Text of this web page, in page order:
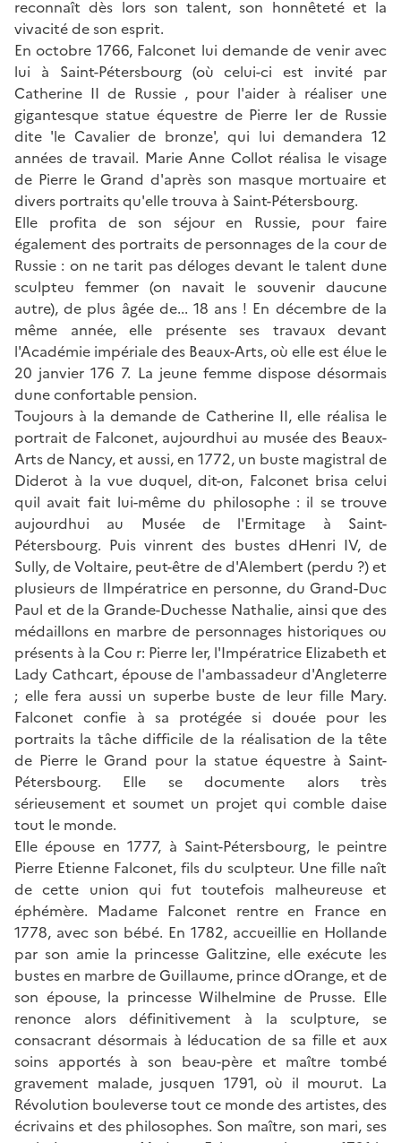
reconnaît dès lors son talent, son honnêteté et la
vivacité de son esprit.
En octobre 1766, Falconet lui demande de venir avec
lui à Saint-Pétersbourg (où celui-ci est invité par
Catherine II de Russie , pour l'aider à réaliser une
gigantesque statue équestre de Pierre Ier de Russie
dite 'le Cavalier de bronze', qui lui demandera 12
années de travail. Marie Anne Collot réalisa le visage
de Pierre le Grand d'après son masque mortuaire et
divers portraits qu'elle trouva à Saint-Pétersbourg.
Elle profita de son séjour en Russie, pour faire
également des portraits de personnages de la cour de
Russie : on ne tarit pas déloges devant le talent dune
sculpteu femmer (on navait le souvenir daucune
autre), de plus âgée de... 18 ans ! En décembre de la
même année, elle présente ses travaux devant
l'Académie impériale des Beaux-Arts, où elle est élue le
20 janvier 176 7. La jeune femme dispose désormais
dune confortable pension.
Toujours à la demande de Catherine II, elle réalisa le
portrait de Falconet, aujourdhui au musée des Beaux-
Arts de Nancy, et aussi, en 1772, un buste magistral de
Diderot à la vue duquel, dit-on, Falconet brisa celui
quil avait fait lui-même du philosophe : il se trouve
aujourdhui au Musée de l'Ermitage à Saint-
Pétersbourg. Puis vinrent des bustes dHenri IV, de
Sully, de Voltaire, peut-être de d'Alembert (perdu ?) et
plusieurs de lImpératrice en personne, du Grand-Duc
Paul et de la Grande-Duchesse Nathalie, ainsi que des
médaillons en marbre de personnages historiques ou
présents à la Cou r: Pierre Ier, l'Impératrice Elizabeth et
Lady Cathcart, épouse de l'ambassadeur d'Angleterre
; elle fera aussi un superbe buste de leur fille Mary.
Falconet confie à sa protégée si douée pour les
portraits la tâche difficile de la réalisation de la tête
de Pierre le Grand pour la statue équestre à Saint-
Pétersbourg. Elle se documente alors très
sérieusement et soumet un projet qui comble daise
tout le monde.
Elle épouse en 1777, à Saint-Pétersbourg, le peintre
Pierre Etienne Falconet, fils du sculpteur. Une fille naît
de cette union qui fut toutefois malheureuse et
éphémère. Madame Falconet rentre en France en
1778, avec son bébé. En 1782, accueillie en Hollande
par son amie la princesse Galitzine, elle exécute les
bustes en marbre de Guillaume, prince dOrange, et de
son épouse, la princesse Wilhelmine de Prusse. Elle
renonce alors définitivement à la sculpture, se
consacrant désormais à léducation de sa fille et aux
soins apportés à son beau-père et maître tombé
gravement malade, jusquen 1791, où il mourut. La
Révolution bouleverse tout ce monde des artistes, des
écrivains et des philosophes. Son maître, son mari, ses